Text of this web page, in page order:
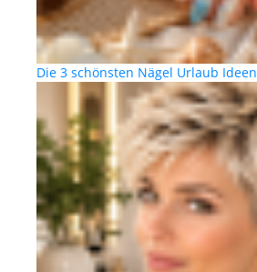
Die 3 schönsten Nägel Urlaub